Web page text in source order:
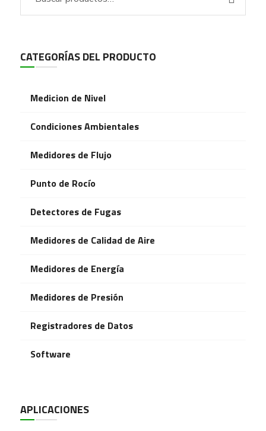
CATEGORÍAS DEL PRODUCTO
Medicion de Nivel
Condiciones Ambientales
Medidores de Flujo
Punto de Rocío
Detectores de Fugas
Medidores de Calidad de Aire
Medidores de Energía
Medidores de Presión
Registradores de Datos
Software
APLICACIONES